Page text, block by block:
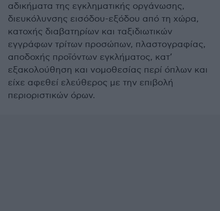
αδικήματα της εγκληματικής οργάνωσης,
διευκόλυνσης εισόδου-εξόδου από τη χώρα,
κατοχής διαβατηρίων και ταξιδιωτικών
εγγράφων τρίτων προσώπων, πλαστογραφίας,
αποδοχής προϊόντων εγκλήματος, κατ’
εξακολούθηση και νομοθεσίας περί όπλων και
είχε αφεθεί ελεύθερος με την επιβολή
περιοριστικών όρων.